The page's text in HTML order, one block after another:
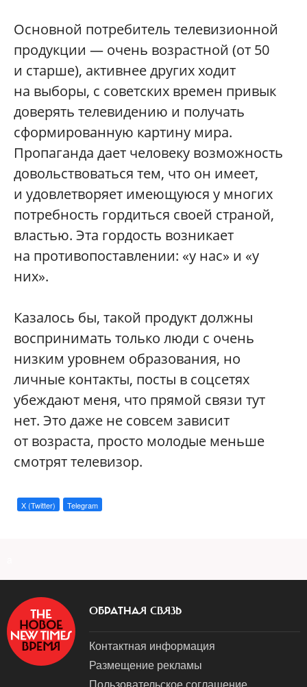
Основной потребитель телевизионной
продукции — очень возрастной (от 50
и старше), активнее других ходит
на выборы, с советских времен привык
доверять телевидению и получать
сформированную картину мира.
Пропаганда дает человеку возможность
довольствоваться тем, что он имеет,
и удовлетворяет имеющуюся у многих
потребность гордиться своей страной,
властью. Эта гордость возникает
на противопоставлении: «у нас» и «у
них».
Казалось бы, такой продукт должны
воспринимать только люди с очень
низким уровнем образования, но
личные контакты, посты в соцсетях
убеждают меня, что прямой связи тут
нет. Это даже не совсем зависит
от возраста, просто молодые меньше
смотрят телевизор.
X (Twitter) Telegram
ОБРАТНАЯ СВЯЗЬ
Контактная информация
Размещение рекламы